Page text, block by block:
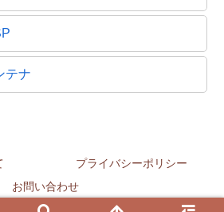
テナ
プライバシーポリシー
お問い合わせ